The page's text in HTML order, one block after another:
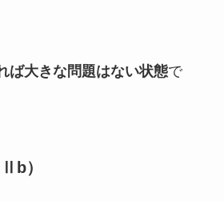
ば大きな問題はない状態で
）